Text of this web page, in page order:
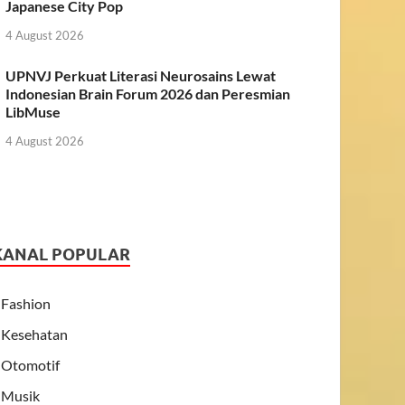
Japanese City Pop
4 August 2026
UPNVJ Perkuat Literasi Neurosains Lewat
Indonesian Brain Forum 2026 dan Peresmian
LibMuse
4 August 2026
POPULAR
Fashion
Kesehatan
Otomotif
Musik